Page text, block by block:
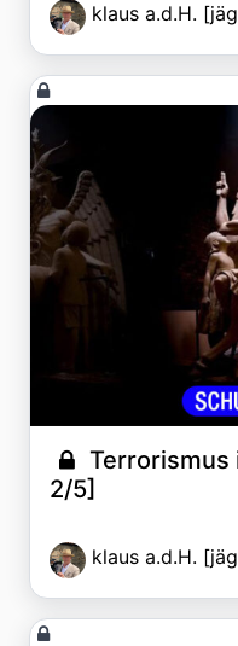
klaus a.d.H.
Terrorismus
2/5]
klaus a.d.H.